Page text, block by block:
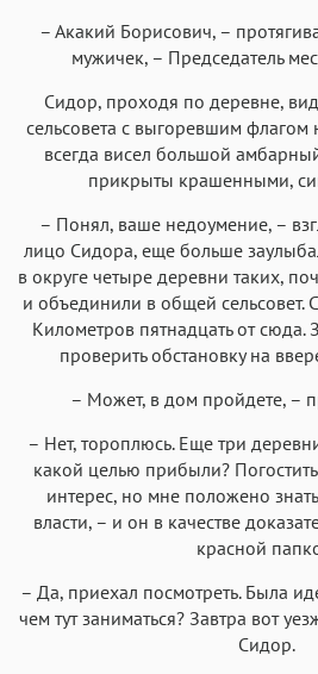
– Акакий Борисович, –
мужичек, – Председатель
Сидор, проходя по деревне,
сельсовета с выгоревшим
всегда висел большой
прикрыты крашенными,
– Понял, ваше недоумение, –
лицо Сидора, еще больше
в округе четыре деревни таких,
и объединили в общей сельсовет.
Километров пятнадцать от
проверить обстановку на
– Может, в дом пройдете, –
– Нет, тороплюсь. Еще три
какой целью прибыли?
интерес, но мне положено
власти, – и он в качестве
красной
– Да, приехал посмотреть. Была
чем тут заниматься? Завтра вот
Сидор.